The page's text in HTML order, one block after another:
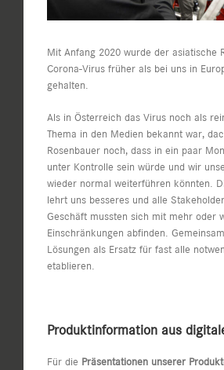
Mit Anfang 2020 wurde der asiatische
Corona-Virus früher als bei uns in
gehalten.
Als in Österreich das Virus noch als
Thema in den Medien bekannt war,
Rosenbauer noch, dass in ein paar
unter Kontrolle sein würde und wir
wieder normal weiterführen könnten.
lehrt uns besseres und alle
Geschäft mussten sich mit mehr oder
Einschränkungen abfinden.
Lösungen als Ersatz für fast alle
etablieren.
Produktinformation aus
Für die Präsentationen unserer